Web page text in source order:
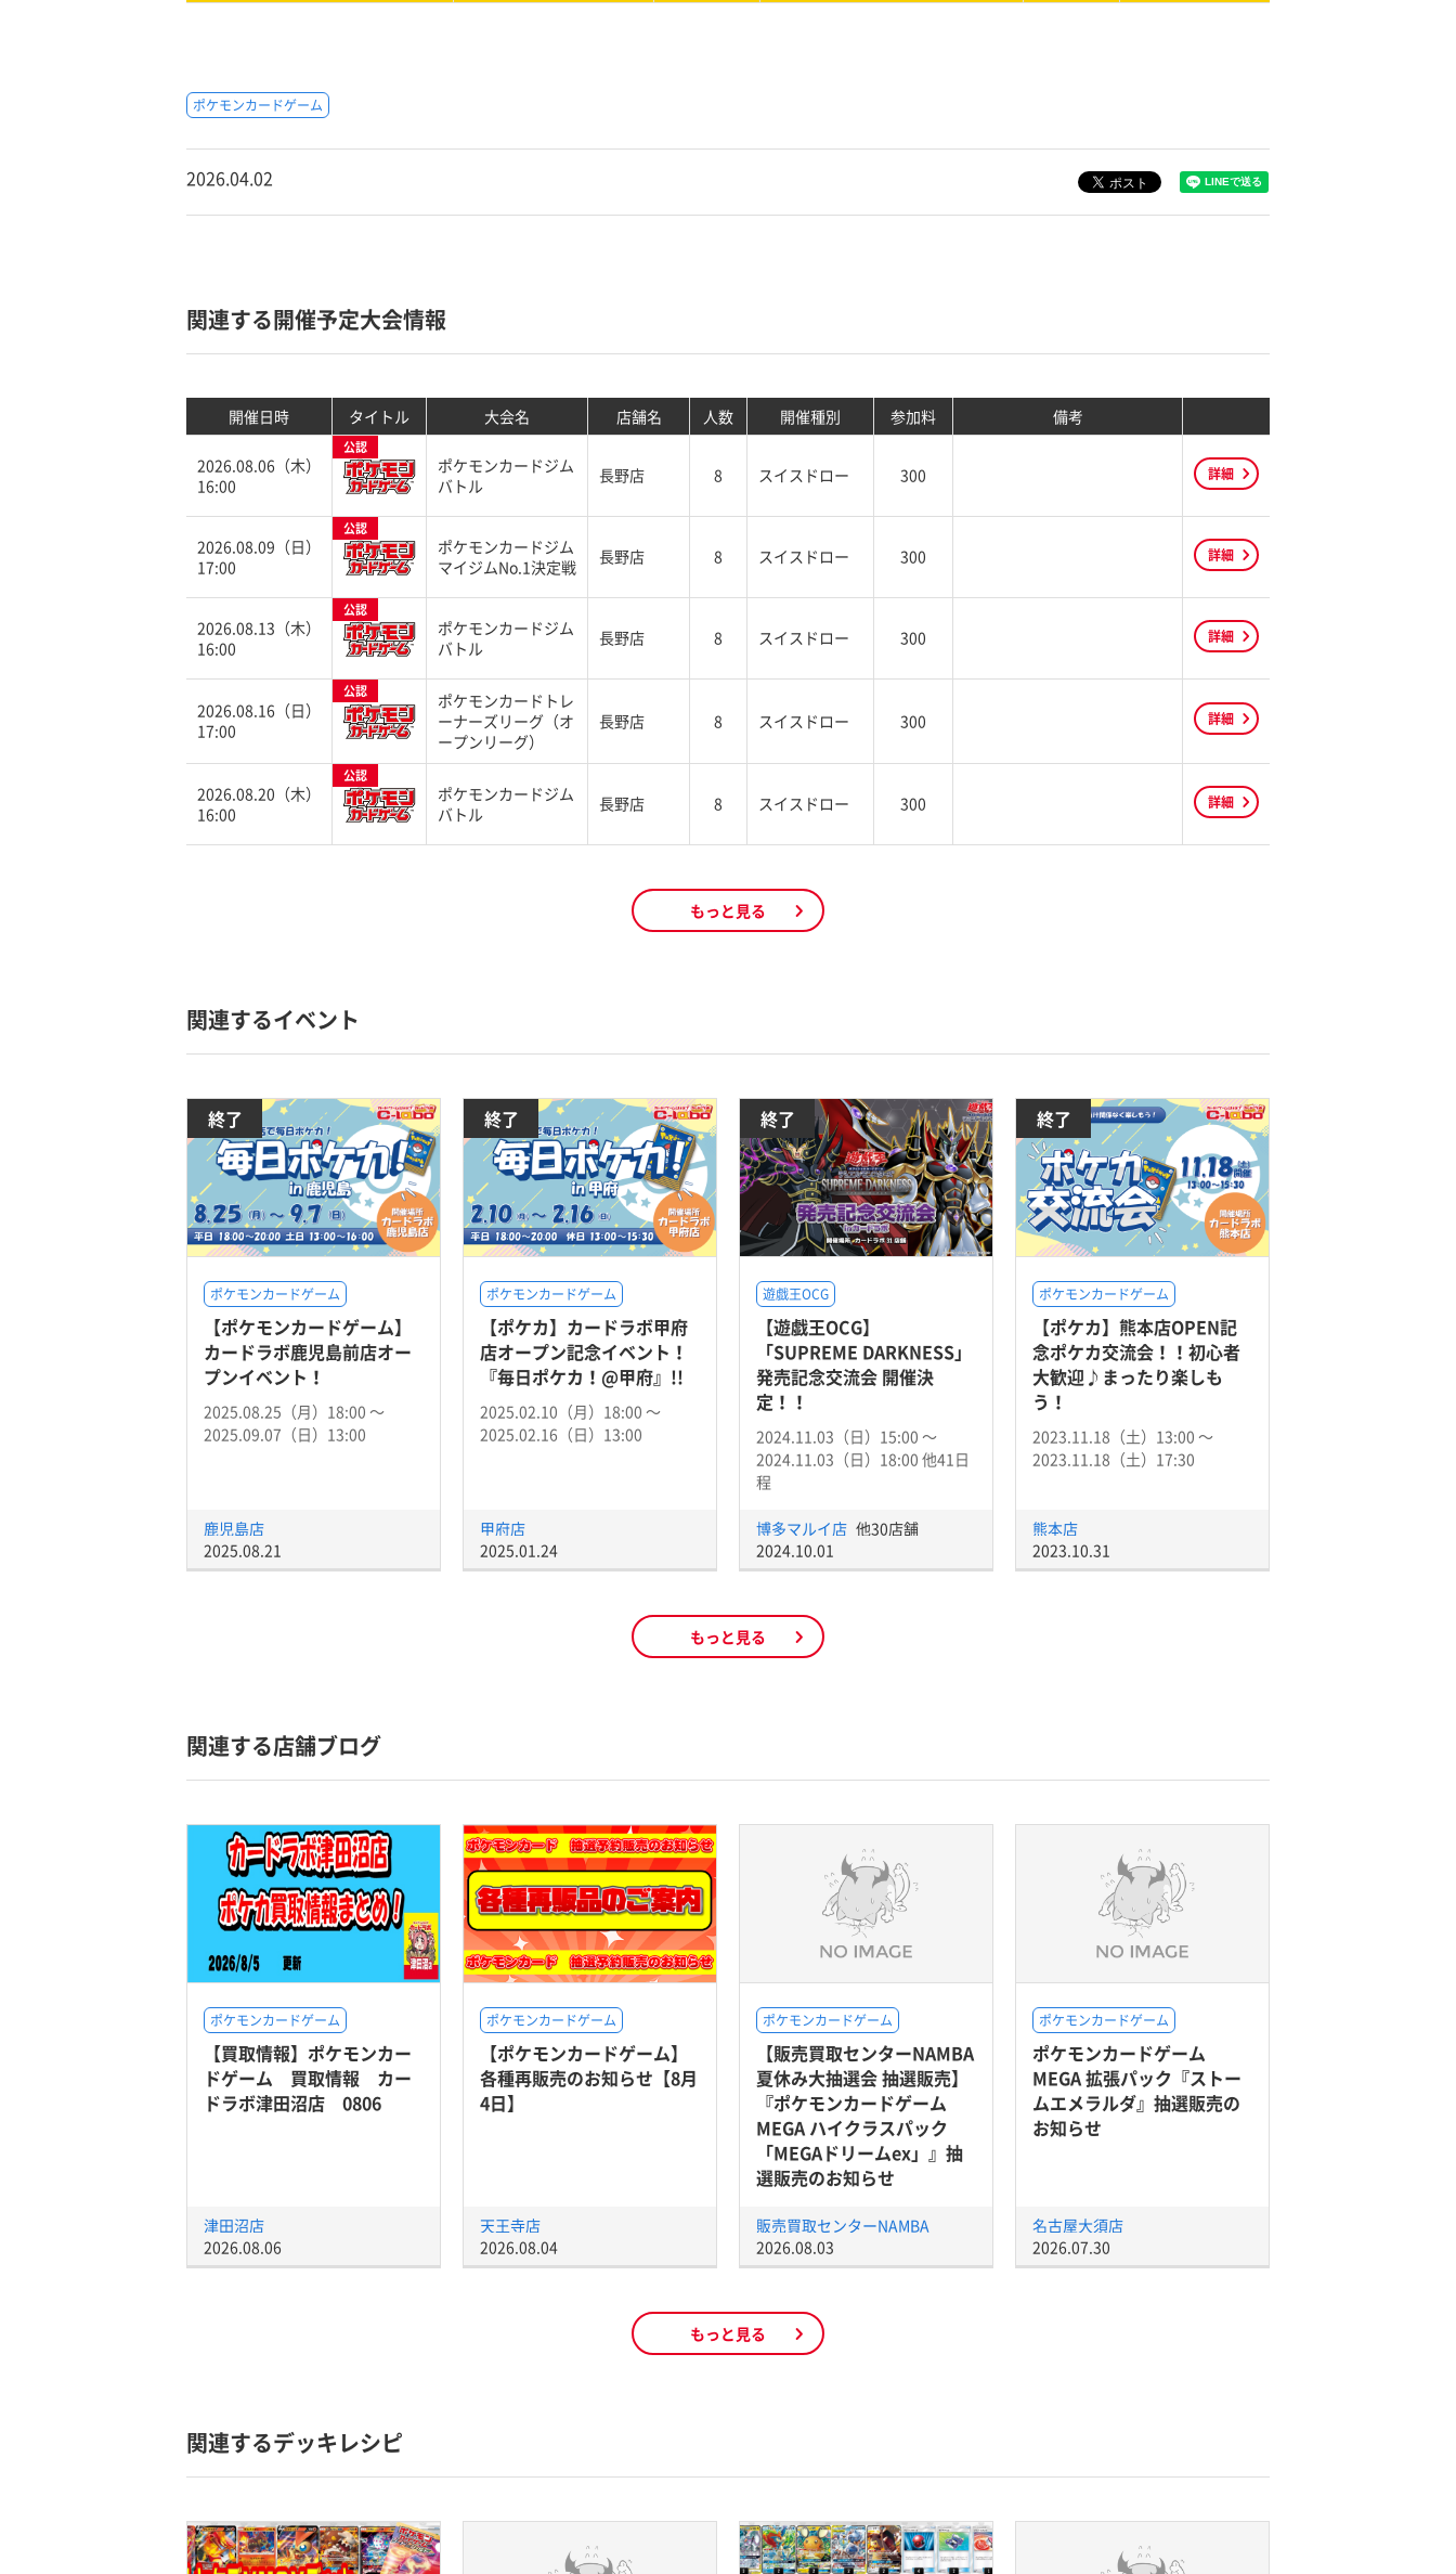
ポケモンカードゲーム
2026.04.02
関連する開催予定大会情報
開催日時 タイトル 大会名 店舗名 人数 開催種別 参加料 備考
2026.08.06（木）
16:00
公認
ポケモンカードジム
バトル
長野店 8 スイスドロー 300 詳細
2026.08.09（日）
17:00
公認
ポケモンカードジム
マイジムNo.1決定戦
長野店 8 スイスドロー 300 詳細
2026.08.13（木）
16:00
公認
ポケモンカードジム
バトル
長野店 8 スイスドロー 300 詳細
2026.08.16（日）
17:00
公認
ポケモンカードトレ
ーナーズリーグ（オ
ープンリーグ）
長野店 8 スイスドロー 300 詳細
2026.08.20（木）
16:00
公認
ポケモンカードジム
バトル
長野店 8 スイスドロー 300 詳細
もっと見る
関連するイベント
終了
ポケモンカードゲーム
【ポケモンカードゲーム】
カードラボ鹿児島前店オー
プンイベント！
2025.08.25（月）18:00 〜
2025.09.07（日）13:00
鹿児島店
2025.08.21
終了
ポケモンカードゲーム
【ポケカ】カードラボ甲府
店オープン記念イベント！
『毎日ポケカ！@甲府』!!
2025.02.10（月）18:00 〜
2025.02.16（日）13:00
甲府店
2025.01.24
終了
遊戯王OCG
【遊戯王OCG】
「SUPREME DARKNESS」
発売記念交流会 開催決
定！！
2024.11.03（日）15:00 〜
2024.11.03（日）18:00 他41日
程
博多マルイ店 他30店舗
2024.10.01
終了
ポケモンカードゲーム
【ポケカ】熊本店OPEN記
念ポケカ交流会！！初心者
大歓迎♪まったり楽しも
う！
2023.11.18（土）13:00 〜
2023.11.18（土）17:30
熊本店
2023.10.31
もっと見る
関連する店舗ブログ
ポケモンカードゲーム
【買取情報】ポケモンカー
ドゲーム 買取情報 カー
ドラボ津田沼店 0806
津田沼店
2026.08.06
ポケモンカードゲーム
【ポケモンカードゲーム】
各種再販売のお知らせ【8月
4日】
天王寺店
2026.08.04
ポケモンカードゲーム
【販売買取センターNAMBA
夏休み大抽選会 抽選販売】
『ポケモンカードゲーム
MEGA ハイクラスパック
「MEGAドリームex」』抽
選販売のお知らせ
販売買取センターNAMBA
2026.08.03
ポケモンカードゲーム
ポケモンカードゲーム
MEGA 拡張パック『ストー
ムエメラルダ』抽選販売の
お知らせ
名古屋大須店
2026.07.30
もっと見る
関連するデッキレシピ